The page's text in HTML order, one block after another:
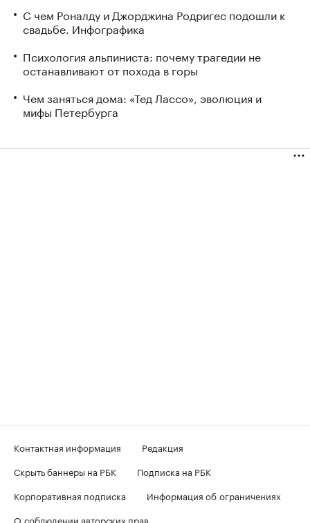
С чем Роналду и Джорджина Родригес подошли к
свадьбе. Инфографика
Психология альпиниста: почему трагедии не
останавливают от похода в горы
Чем заняться дома: «Тед Лассо», эволюция и
мифы Петербурга
Контактная информация
Редакция
Скрыть баннеры на РБК
Подписка на РБК
Корпоративная подписка
Информация об ограничениях
О соблюдении авторских прав